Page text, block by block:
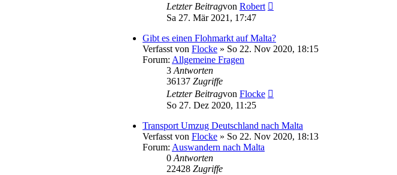
Letzter Beitragvon Robert
Sa 27. Mär 2021, 17:47
Gibt es einen Flohmarkt auf Malta?
Verfasst von Flocke » So 22. Nov 2020, 18:15
Forum: Allgemeine Fragen
3Antworten
36137 Zugriffe
Letzter Beitragvon Flocke
So 27. Dez 2020, 11:25
Transport Umzug Deutschland nach Malta
Verfasst von Flocke » So 22. Nov 2020, 18:13
Forum: Auswandern nach Malta
0Antworten
22428 Zugriffe